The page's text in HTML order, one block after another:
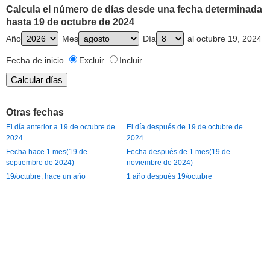
Calcula el número de días desde una fecha determinada
hasta 19 de octubre de 2024
Año Mes Día al octubre 19, 2024
Fecha de inicio Excluir Incluir
Otras fechas
El día anterior a 19 de octubre de
2024
El día después de 19 de octubre de
2024
Fecha hace 1 mes(19 de
septiembre de 2024)
Fecha después de 1 mes(19 de
noviembre de 2024)
19/octubre, hace un año
1 año después 19/octubre